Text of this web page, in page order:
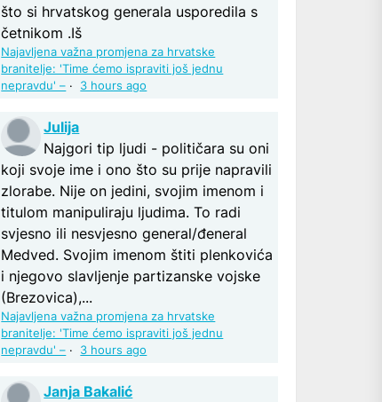
što si hrvatskog generala usporedila s
četnikom .Iš
Najavljena važna promjena za hrvatske
branitelje: 'Time ćemo ispraviti još jednu
nepravdu' – · 3 hours ago
Julija
Najgori tip ljudi - političara su oni
koji svoje ime i ono što su prije napravili
zlorabe. Nije on jedini, svojim imenom i
titulom manipuliraju ljudima. To radi
svjesno ili nesvjesno general/đeneral
Medved. Svojim imenom štiti plenkovića
i njegovo slavljenje partizanske vojske
(Brezovica),...
Najavljena važna promjena za hrvatske
branitelje: 'Time ćemo ispraviti još jednu
nepravdu' – · 3 hours ago
Janja Bakalić